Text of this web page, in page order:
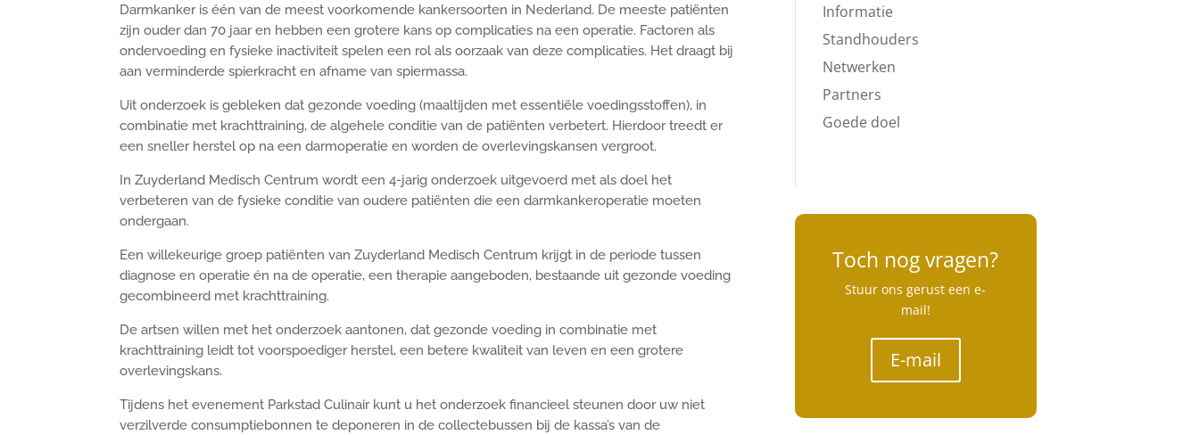
Darmkanker is één van de meest voorkomende kankersoorten in Nederland. De meeste patiënten
zijn ouder dan 70 jaar en hebben een grotere kans op complicaties na een operatie. Factoren als
ondervoeding en fysieke inactiviteit spelen een rol als oorzaak van deze complicaties. Het draagt bij
aan verminderde spierkracht en afname van spiermassa.
Uit onderzoek is gebleken dat gezonde voeding (maaltijden met essentiële voedingsstoffen), in
combinatie met krachttraining, de algehele conditie van de patiënten verbetert. Hierdoor treedt er
een sneller herstel op na een darmoperatie en worden de overlevingskansen vergroot.
In Zuyderland Medisch Centrum wordt een 4-jarig onderzoek uitgevoerd met als doel het
verbeteren van de fysieke conditie van oudere patiënten die een darmkankeroperatie moeten
ondergaan.
Een willekeurige groep patiënten van Zuyderland Medisch Centrum krijgt in de periode tussen
diagnose en operatie én na de operatie, een therapie aangeboden, bestaande uit gezonde voeding
gecombineerd met krachttraining.
De artsen willen met het onderzoek aantonen, dat gezonde voeding in combinatie met
krachttraining leidt tot voorspoediger herstel, een betere kwaliteit van leven en een grotere
overlevingskans.
Tijdens het evenement Parkstad Culinair kunt u het onderzoek financieel steunen door uw niet
verzilverde consumptiebonnen te deponeren in de collectebussen bij de kassa’s van de
Informatie
Standhouders
Netwerken
Partners
Goede doel
Toch nog vragen?
Stuur ons gerust een e-
mail!
E-mail